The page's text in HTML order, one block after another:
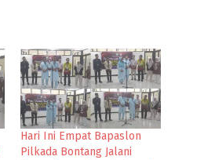
Hari Ini Empat Bapaslon
Pilkada Bontang Jalani